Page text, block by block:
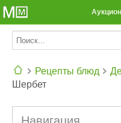
Аукцион
Рецепты блюд
Шербет